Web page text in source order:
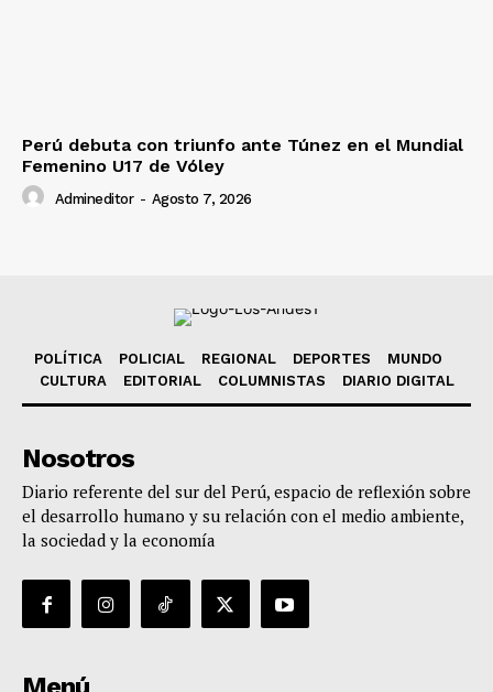
Perú debuta con triunfo ante Túnez en el Mundial
Femenino U17 de Vóley
Admineditor - Agosto 7, 2026
POLÍTICA POLICIAL REGIONAL DEPORTES
MUNDO
CULTURA
EDITORIAL COLUMNISTAS DIARIO DIGITAL
Nosotros
Diario referente del sur del Perú, espacio de reflexión sobre
el desarrollo humano y su relación con el medio ambiente,
la sociedad y la economía